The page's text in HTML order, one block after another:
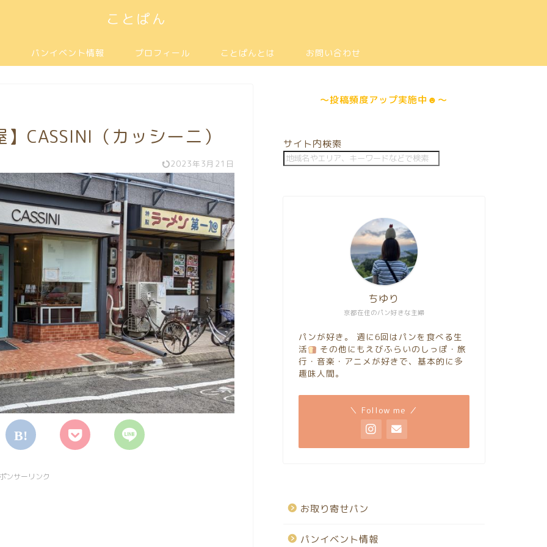
ことぱん
パンイベント情報 プロフィール ことぱんとは お問い合わせ
CASSINI（カッシーニ）
2023年3月21日
ンサーリンク
～投稿頻度アップ実施中☻～
サイト内検索
京都在住のパン好きな主婦
ちゆり
パンが好き。 週に6回はパンを食べる生
活
その他にもえびふらいのしっぽ・旅
行・音楽・アニメが好きで、基本的に多
趣味人間。
＼ Follow me ／
お取り寄せパン
パンイベント情報